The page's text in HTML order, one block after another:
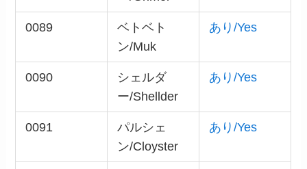
0089
ベトベト
ン/Muk
あり/Yes
0090
シェルダ
ー/Shellder
あり/Yes
0091
パルシェ
ン/Cloyster
あり/Yes